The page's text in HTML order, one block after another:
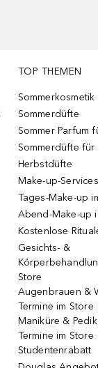
TOP THEMEN
Sommerkosmetik
Sommerdüfte
Sommer Parfum
Sommerdüfte für
Herbstdüfte
Make-up-Services
Tages-Make-up
Abend-Make-up
Kostenlose
Gesichts- &
Store
Augenbrauen &
Termine im Store
Maniküre &
Termine im Store
Studentenrabatt